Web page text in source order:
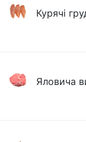
Курячі
Яловича